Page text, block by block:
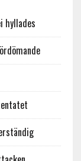
hyllades